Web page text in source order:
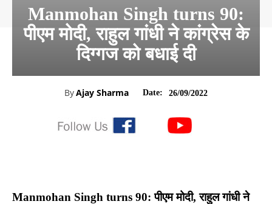
Manmohan Singh turns 90:
पीएम मोदी, राहुल गांधी ने कांग्रेस के
दिग्गज को बधाई दी
ByAjay Sharma Date: 26/09/2022
Manmohan Singh turns 90: पीएम मोदी, राहुल गांधी ने